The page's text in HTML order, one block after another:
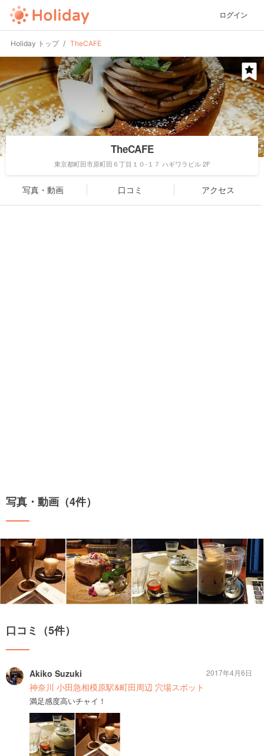
ログイン
Holiday トップ TheCAFE
TheCAFE
東京都町田市原町田６丁目１０-１７ ハギワラビル 2F
写真・動画 口コミ アクセス
写真・動画（4件）
口コミ（5件）
Akiko Suzuki
神奈川 小田急相模原駅&町田周辺 穴場スポット
満足感度高いチャイ！
2017年4月6日